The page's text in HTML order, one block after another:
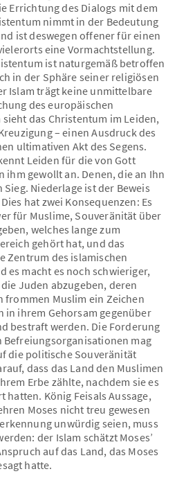
Errichtung des Dialogs mit dem
nimmt in der Bedeutung
ist deswegen offener für einen
eine Vormachtstellung.
ist naturgemäß betroffen
in der Sphäre seiner religiösen
Islam trägt keine unmittelbare
des europäischen
das Christentum im Leiden,
– einen Ausdruck des
ultimativen Akt des Segens.
Leiden für die von Gott
ihm gewollt an. Denen, die an Ihn
Niederlage ist der Beweis
hat zwei Konsequenzen: Es
für Muslime, Souveränität über
welches lange zum
gehört hat, und das
Zentrum des islamischen
es macht es noch schwieriger,
Juden abzugeben, deren
frommen Muslim ein Zeichen
in ihrem Gehorsam gegenüber
bestraft werden. Die Forderung
mag
die politische Souveränität
dass das Land den Muslimen
Erbe zählte, nachdem sie es
König Feisals Aussage,
Moses nicht treu gewesen
unwürdig seien, muss
der Islam schätzt Moses’
auf das Land, das Moses
hatte.